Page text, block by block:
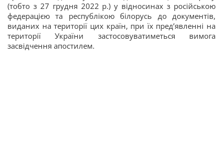
(тобто з 27 грудня 2022 р.) у відносинах з російською
федерацією та республікою білорусь до документів,
виданих на території цих країн, при їх пред’явленні на
території України застосовуватиметься вимога
засвідчення апостилем.